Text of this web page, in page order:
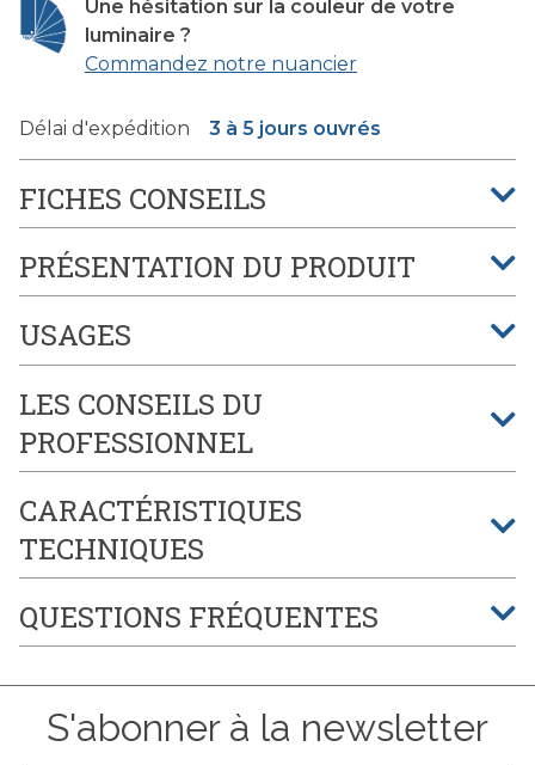
Une hésitation sur la couleur de votre
luminaire ?
Commandez notre nuancier
Délai d'expédition 3 à 5 jours ouvrés
FICHES CONSEILS
PRÉSENTATION DU PRODUIT
USAGES
LES CONSEILS DU
PROFESSIONNEL
CARACTÉRISTIQUES
TECHNIQUES
QUESTIONS FRÉQUENTES
S'abonner à la newsletter